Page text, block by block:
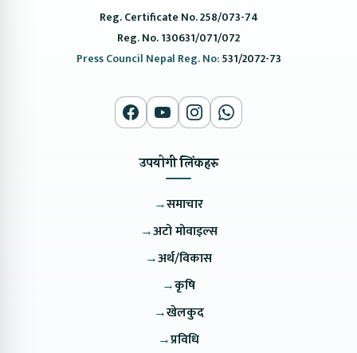
Reg. Certificate No. 258/073-74
Reg. No. 130631/071/072
Press Council Nepal Reg. No:531/2072-73
उपयोगी लिंकहरु
→समाचार
→अटो मोवाइल्स
→अर्थ/विकास
→कृषि
→खेलकुद
→प्रविधि